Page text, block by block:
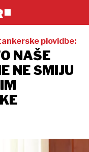
plovidbe:
NAŠE
NE SMIJU